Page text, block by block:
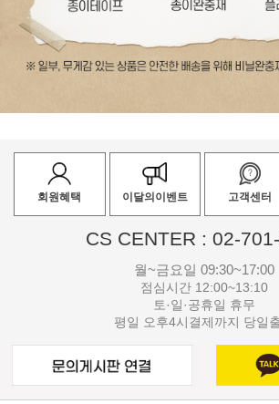
회원혜택 이달의이벤트 고객센터
CS CENTER : 02-
월~금요일 09:30~17:00
점심시간 12:00~13:10
토·일·공휴일 휴무
평일 오후4시결제까지 당일